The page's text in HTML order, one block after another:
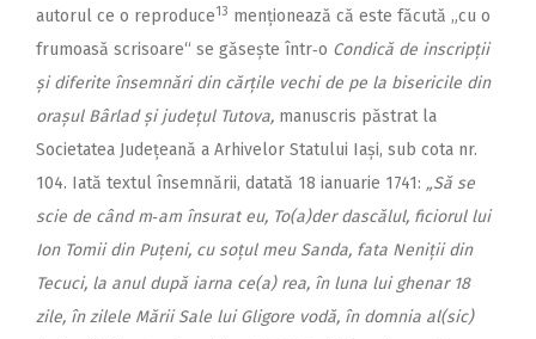
autorul ce o reproduce13 menționează că este făcută „cu o
frumoasă scrisoare“ se găsește într‑o Condică de inscripții
și diferite însemnări din cărțile vechi de pe la bisericile din
orașul Bârlad și județul Tutova, manuscris păstrat la
Societatea Județeană a Arhivelor Statului Iași, sub cota nr.
104. Iată textul însemnării, datată 18 ianuarie 1741: „Să se
scie de când m‑am însurat eu, To(a)der dascălul, ficiorul lui
Ion Tomii din Puțeni, cu soțul meu Sanda, fata Neniții din
Tecuci, la anul după iarna ce(a) rea, în luna lui ghenar 18
zile, în zilele Mării Sale lui Gligore vodă, în domnia al(sic)